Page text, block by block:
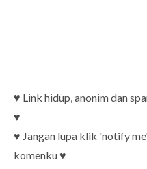
♥ Link hidup, anonim dan
♥
♥ Jangan lupa klik 'notify
komenku ♥